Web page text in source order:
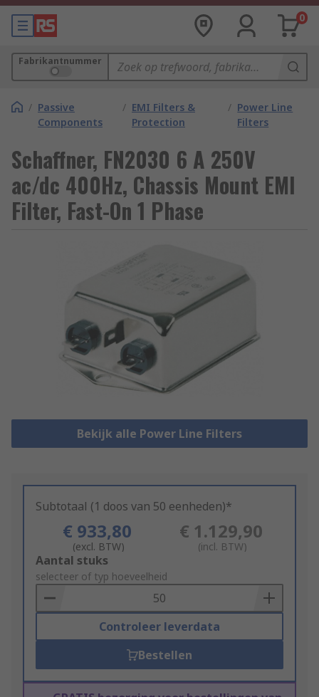
0
Fabrikantnummer
/ Passive
Components
/ EMI Filters &
Protection
/ Power Line
Filters
Schaffner, FN2030 6 A 250V
ac/dc 400Hz, Chassis Mount EMI
Filter, Fast-On 1 Phase
Bekijk alle Power Line Filters
Subtotaal (1 doos van 50 eenheden)*
€ 933,80
(excl. BTW)
€ 1.129,90
(incl. BTW)
Add
to
Basket
Aantal stuks
selecteer of typ hoeveelheid
Controleer leverdata
Bestellen